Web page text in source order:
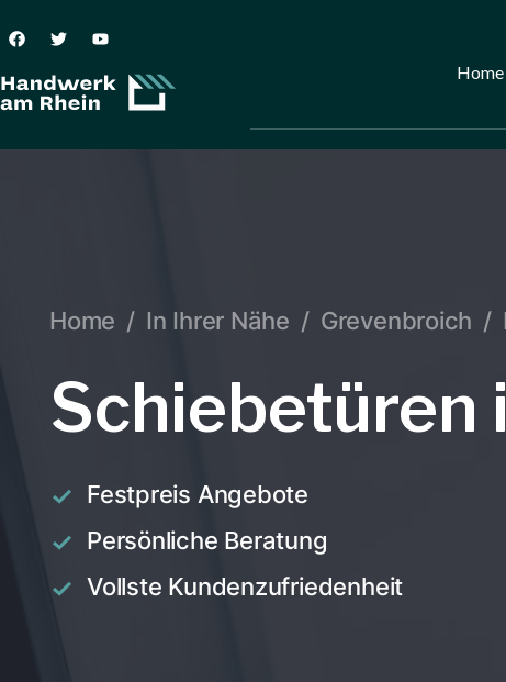
Home
Home / In Ihrer Nähe / Grevenbroich /
Schiebetüren
Festpreis Angebote
Persönliche Beratung
Vollste Kundenzufriedenheit